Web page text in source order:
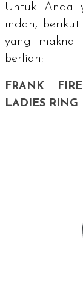
Untuk Anda
indah, berikut
yang makna
berlian:
FRANK
LADIES RING